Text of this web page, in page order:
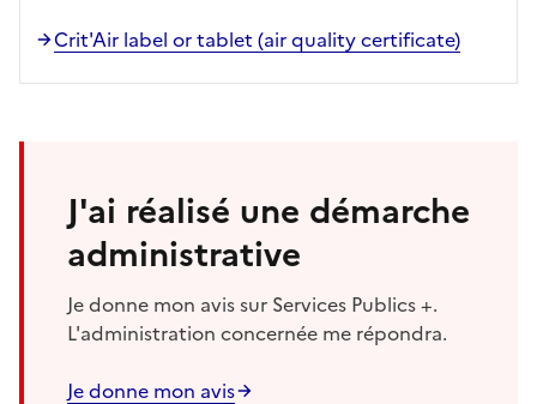
Crit'Air label or tablet (air quality certificate)
J'ai réalisé une démarche
administrative
Je donne mon avis sur Services Publics +.
L'administration concernée me répondra.
Je donne mon avis